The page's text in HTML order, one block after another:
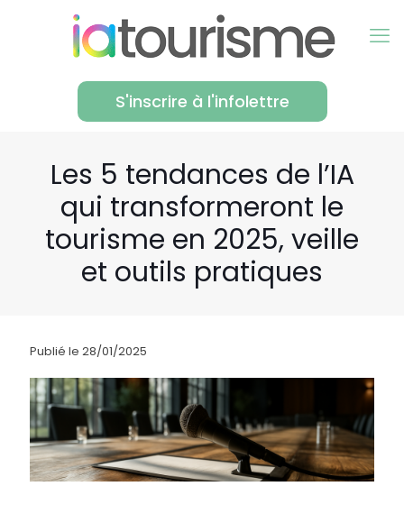
S'inscrire à l'infolettre
Les 5 tendances de l’IA
qui transformeront le
tourisme en 2025, veille
et outils pratiques
Publié le 28/01/2025